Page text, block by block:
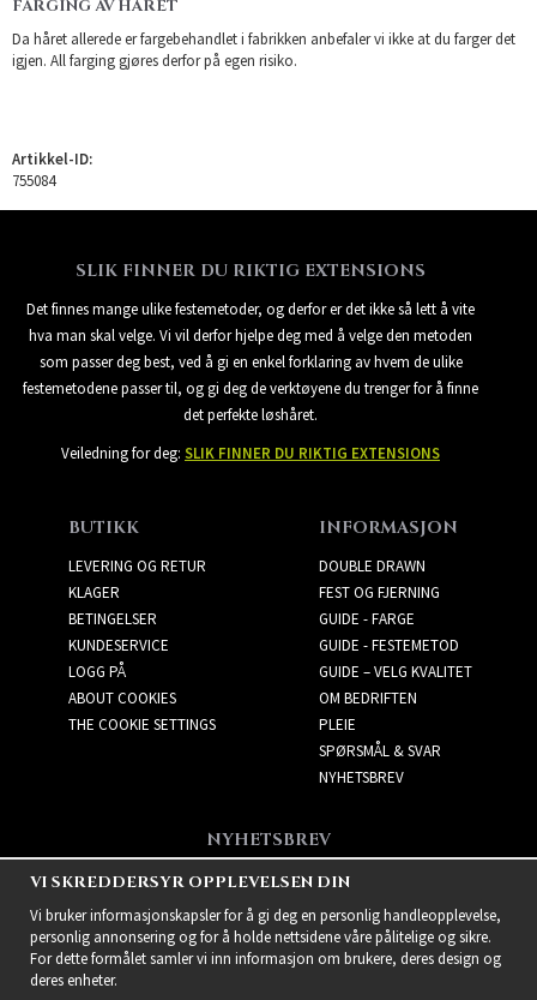
FARGING AV HÅRET
Da håret allerede er fargebehandlet i fabrikken anbefaler vi ikke at du farger det
igjen. All farging gjøres derfor på egen risiko.
Artikkel-ID:
755084
SLIK FINNER DU RIKTIG EXTENSIONS
Det finnes mange ulike festemetoder, og derfor er det ikke så lett å vite
hva man skal velge. Vi vil derfor hjelpe deg med å velge den metoden
som passer deg best, ved å gi en enkel forklaring av hvem de ulike
festemetodene passer til, og gi deg de verktøyene du trenger for å finne
det perfekte løshåret.
Veiledning for deg: SLIK FINNER DU RIKTIG EXTENSIONS
BUTIKK
LEVERING OG RETUR
KLAGER
BETINGELSER
KUNDESERVICE
LOGG PÅ
ABOUT COOKIES
THE COOKIE SETTINGS
INFORMASJON
DOUBLE DRAWN
FEST OG FJERNING
GUIDE - FARGE
GUIDE - FESTEMETOD
GUIDE – VELG KVALITET
OM BEDRIFTEN
PLEIE
SPØRSMÅL & SVAR
NYHETSBREV
NYHETSBREV
Få de beste tilbudene og
spennende nye produkter!
VI SKREDDERSYR OPPLEVELSEN DIN
Vi bruker informasjonskapsler for å gi deg en personlig handleopplevelse,
personlig annonsering og for å holde nettsidene våre pålitelige og sikre.
For dette formålet samler vi inn informasjon om brukere, deres design og
deres enheter.